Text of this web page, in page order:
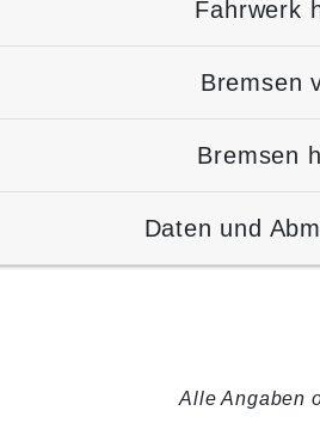
Fahrwerk
Bremsen
Bremsen
Daten und
Alle Angaben